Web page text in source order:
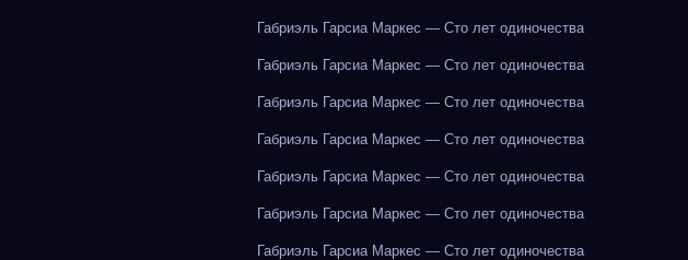
Габриэль Гарсиа Маркес — Сто лет одиночества
Габриэль Гарсиа Маркес — Сто лет одиночества
Габриэль Гарсиа Маркес — Сто лет одиночества
Габриэль Гарсиа Маркес — Сто лет одиночества
Габриэль Гарсиа Маркес — Сто лет одиночества
Габриэль Гарсиа Маркес — Сто лет одиночества
Габриэль Гарсиа Маркес — Сто лет одиночества